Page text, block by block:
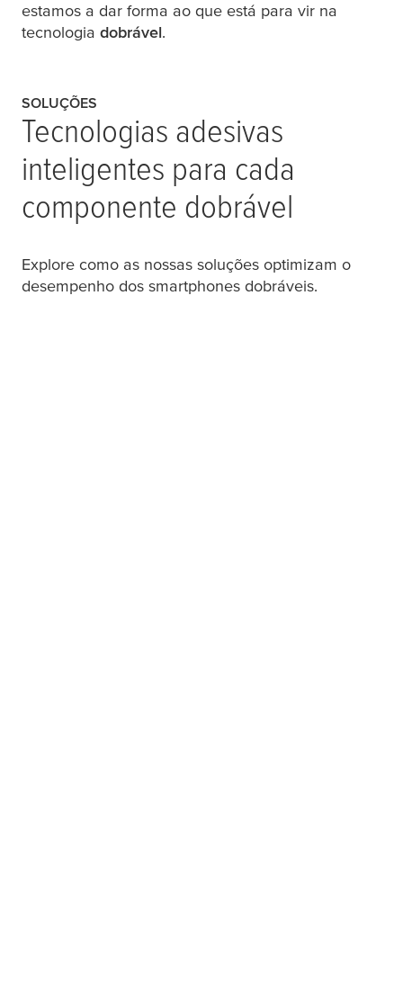
estamos a dar forma ao que está para vir na
tecnologia dobrável.
SOLUÇÕES
Tecnologias adesivas
inteligentes para cada
componente dobrável
Explore como as nossas soluções optimizam o
desempenho dos smartphones dobráveis.